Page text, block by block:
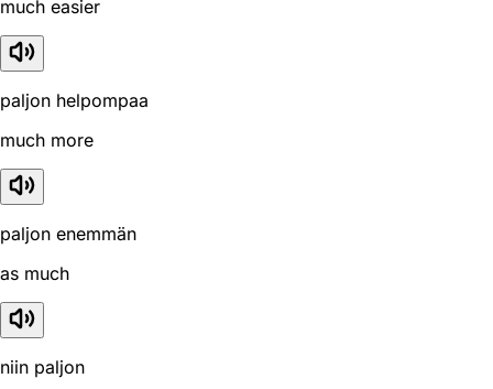
much easier
paljon helpompaa
much more
paljon enemmän
as much
niin paljon